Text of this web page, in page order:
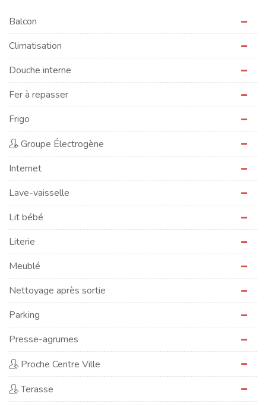
Balcon
Climatisation
Douche interne
Fer à repasser
Frigo
Groupe Électrogène
Internet
Lave-vaisselle
Lit bébé
Literie
Meublé
Nettoyage après sortie
Parking
Presse-agrumes
Proche Centre Ville
Terasse